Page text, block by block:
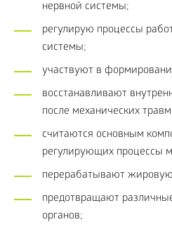
нервной системы;
регулирую процессы
системы;
участвуют в
восстанавливают
после механических
считаются основным
регулирующих процессы
перерабатывают
предотвращают
органов;